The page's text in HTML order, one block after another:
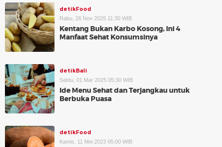
detikFood
Rabu, 26 Nov 2025 11:30 WIB
Kentang Bukan Karbo Kosong, Ini 4
Manfaat Sehat Konsumsinya
detikBali
Sabtu, 01 Mar 2025 05:30 WIB
Ide Menu Sehat dan Terjangkau untuk
Berbuka Puasa
detikFood
Kamis, 11 Mei 2023 05:00 WIB